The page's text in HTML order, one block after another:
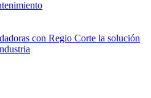
con Regio Corte la solución